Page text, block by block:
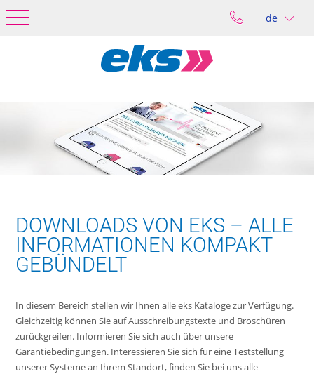
de
DOWNLOADS VON EKS – ALLE
INFORMATIONEN KOMPAKT
GEBÜNDELT
In diesem Bereich stellen wir Ihnen alle eks Kataloge zur Verfügung.
Gleichzeitig können Sie auf Ausschreibungstexte und Broschüren
zurückgreifen. Informieren Sie sich auch über unsere
Garantiebedingungen. Interessieren Sie sich für eine Teststellung
unserer Systeme an Ihrem Standort, finden Sie bei uns alle